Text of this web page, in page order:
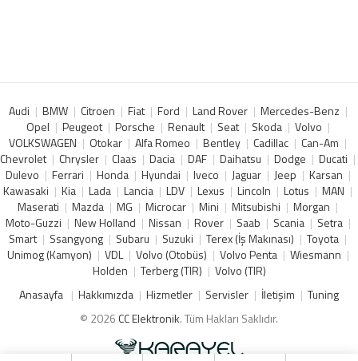
Audi BMW Citroen Fiat Ford Land Rover
Mercedes-Benz
Opel
Peugeot Porsche Renault Seat Skoda
Volvo
VOLKSWAGEN
Otokar Alfa Romeo Bentley Cadillac
Can-Am
Chevrolet
Chrysler Claas Dacia DAF Daihatsu Dodge
Ducati
Dulevo
Ferrari Honda Hyundai Iveco Jaguar Jeep
Karsan
Kawasaki
Kia Lada Lancia LDV Lexus Lincoln Lotus
MAN
Maserati
Mazda MG Microcar Mini Mitsubishi
Morgan
Moto-Guzzi
New Holland Nissan Rover Saab Scania
Setra
Smart
Ssangyong Subaru Suzuki Terex (İş Makınası)
Toyota
Unimog (Kamyon)
VDL Volvo (Otobüs) Volvo Penta
Wiesmann
Holden
Terberg (TIR)
Volvo (TIR)
Anasayfa
Hakkımızda Hizmetler Servisler İletişim
Tuning
© 2026 CC Elektronik. Tüm Hakları Saklıdır.